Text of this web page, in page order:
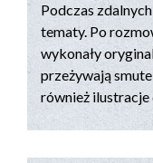
Podczas
tematy. Po
wykonały
przeżywają
również